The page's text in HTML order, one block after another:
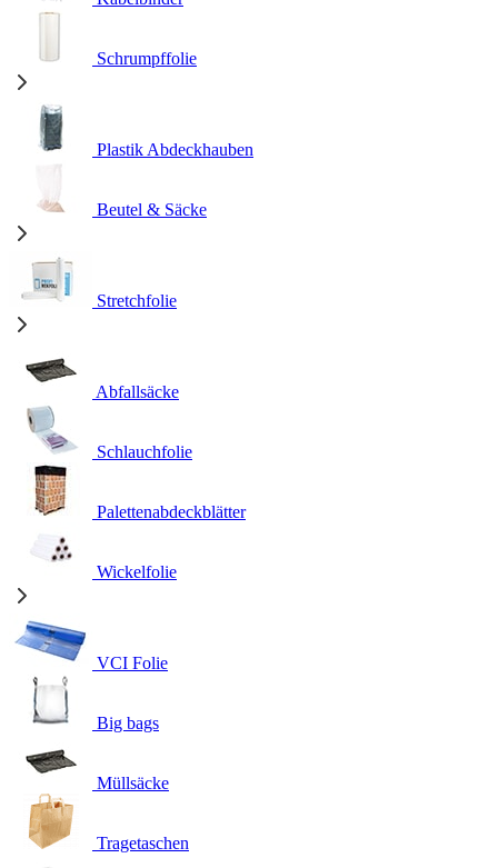
Schrumpffolie
Plastik Abdeckhauben
Beutel & Säcke
Stretchfolie
Abfallsäcke
Schlauchfolie
Palettenabdeckblätter
Wickelfolie
VCI Folie
Big bags
Müllsäcke
Tragetaschen